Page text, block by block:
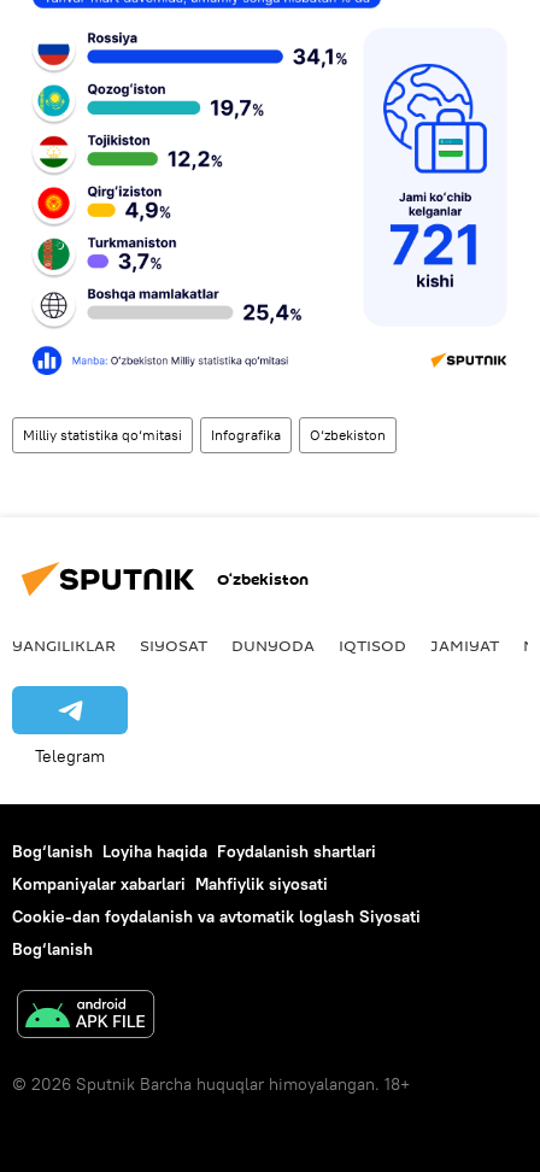
Milliy statistika qo‘mitasi Infografika O‘zbekiston
O‘zbekiston
YANGILIKLAR SIYOSAT DUNYODA IQTISOD JAMIYAT
Telegram
Bog‘lanish Loyiha haqida Foydalanish shartlari
Kompaniyalar xabarlari Mahfiylik siyosati
Cookie-dan foydalanish va avtomatik loglash Siyosati
Bog‘lanish
© 2026 Sputnik Barcha huquqlar himoyalangan. 18+